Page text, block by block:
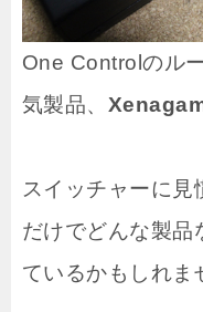
One Controlのル
気製品、
スイッチャーに
だけでどんな製品
ているかもしれま